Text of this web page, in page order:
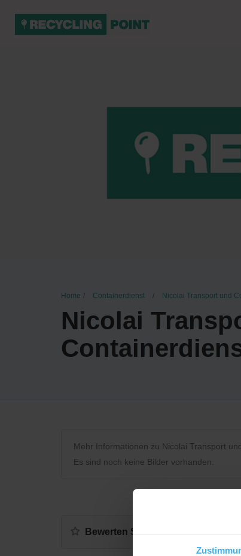
Home Containerdienst Nicolai Transport und
Nicolai
Mehr Informationen zu Nicolai Transport
Es sind noch keine Bilder vorhanden.
Bewerten Sie uns